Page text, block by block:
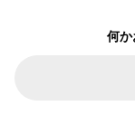
何